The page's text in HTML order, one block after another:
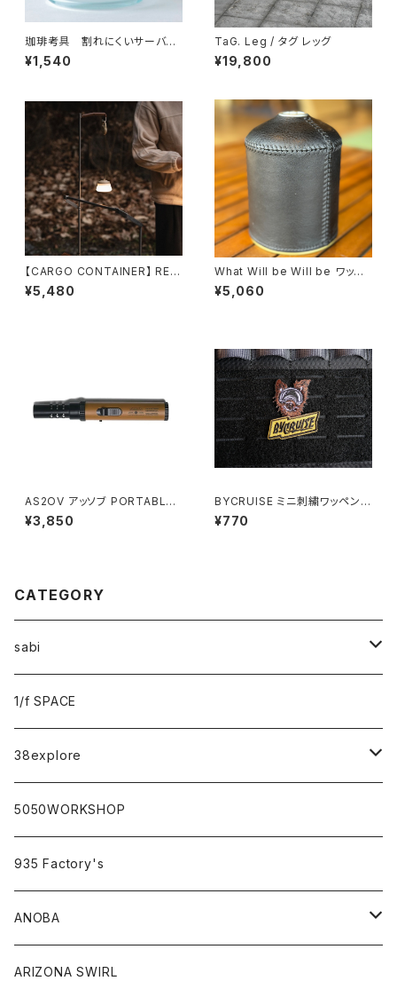
珈琲考具 割れにくいサーバ
ー 400ml
¥1,540
TaG. Leg / タグ レッグ
¥19,800
【CARGO CONTAINER】 REE
L LIGHT MINI / リールライトミ
ニ
¥5,480
What Will be Will be ワット
ウィルビーウィルビー レザー O
Dガス缶 （大：470/500サイズ）
¥5,060
AS2OV アッソブ PORTABLE
STICK BURNER ポータブルス
ティックバーナー CAMEL
¥3,850
BYCRUISE ミニ刺繍ワッペン /
バイクルーズ
¥770
CATEGORY
sabi
sabi×KAMU
campholic×sabi
1/f SPACE
38explore
classicシリーズ
5050WORKSHOP
935 Factory's
ANOBA
ANOBA×sabi
ARIZONA SWIRL